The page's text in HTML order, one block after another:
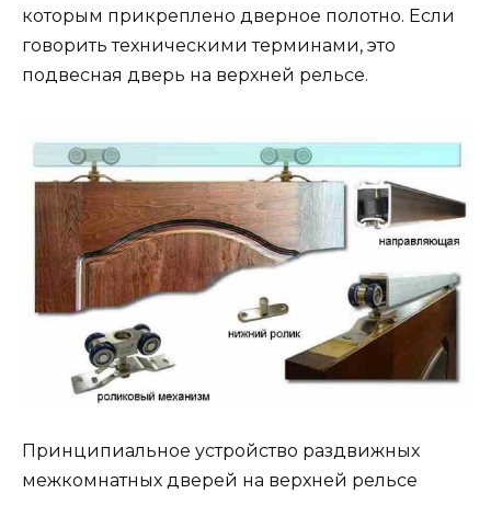
которым прикреплено дверное полотно. Если
говорить техническими терминами, это
подвесная дверь на верхней рельсе.
Принципиальное устройство раздвижных
межкомнатных дверей на верхней рельсе